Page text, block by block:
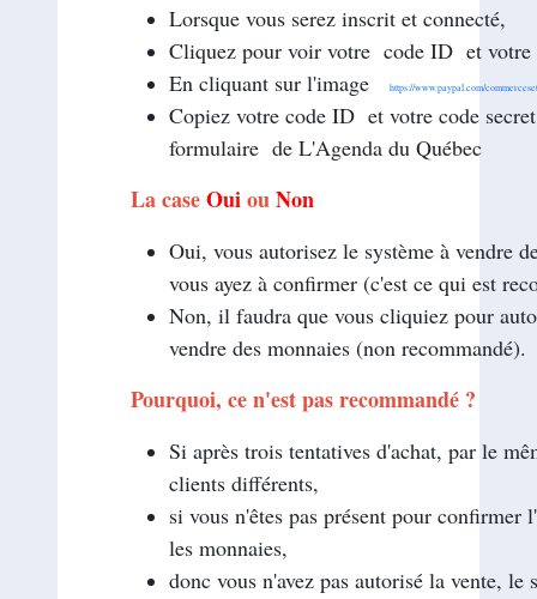
Lorsque vous serez inscrit et connecté,
Cliquez pour voir votre code ID et votre
En cliquant sur l'image
https://www.paypal.com/
Copiez votre code ID et votre code
formulaire de L'Agenda du Québec
La caseOuiouNon
Oui, vous autorisez le système à vendre
vous ayez à confirmer (c'est ce qui est
Non, il faudra que vous cliquiez pour
vendre des monnaies (non recommandé).
Pourquoi, ce n'est pas recommandé ?
Si après trois tentatives d'achat, par le
clients différents,
si vous n'êtes pas présent pour confirmer
les monnaies,
donc vous n'avez pas autorisé la vente, le